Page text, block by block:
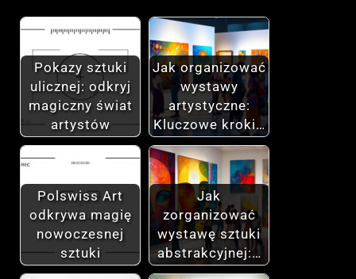
Pokazy sztuki
ulicznej: odkryj
magiczny świat
artystów
Jak organizować
wystawy
artystyczne:
Kluczowe kroki…
Polswiss Art
odkrywa magię
nowoczesnej
sztuki
Jak
zorganizować
wystawę sztuki
abstrakcyjnej:…